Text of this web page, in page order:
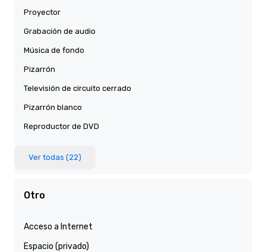
Proyector
Grabación de audio
Música de fondo
Pizarrón
Televisión de circuito cerrado
Pizarrón blanco
Reproductor de DVD
Ver todas (22)
Otro
Acceso a Internet
Espacio (privado)